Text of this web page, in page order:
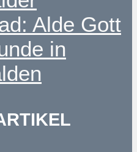
Alde Gott
in